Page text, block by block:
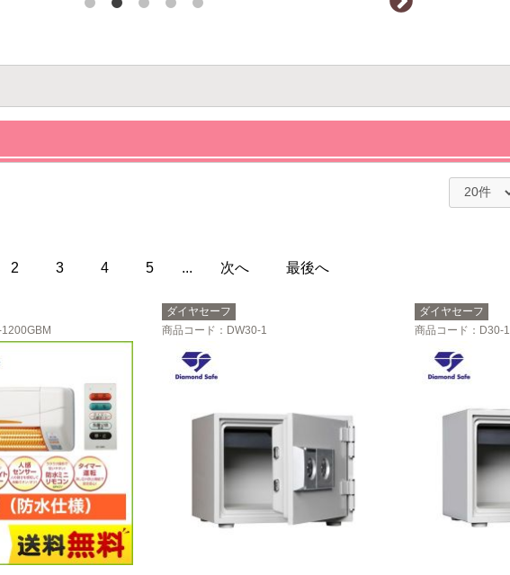
2 3 4 5 ... 次へ 最後へ
1200GBM
ダイヤセーフ
商品コード ：DW30-1
ダイヤセーフ
商品コード ：D30-1